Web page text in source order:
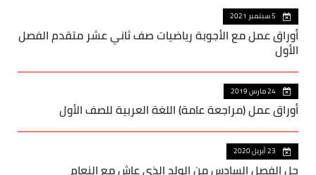
5 سبتمبر 2021
أوراق عمل مع الأجوبة رياضيات صف ثاني عشر متقدم الفصل
الأول
24 مارس 2019
أوراق عمل (مراجعة عامة) اللغة العربية للصف الأول
23 أبريل 2020
حل الفصل السادس من الولد الذي عاش مع النعام